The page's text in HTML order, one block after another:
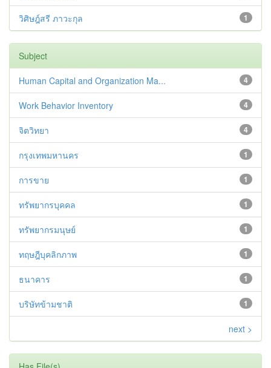
1
วิศิษฎ์สรี ภาวะกุล
Subject
4
Human Capital and Organization Ma...
4
Work Behavior Inventory
4
จิตวิทยา
1
กรุงเทพมหานคร
1
การขาย
1
ทรัพยากรบุคคล
1
ทรัพยากรมนุษย์
1
ทฤษฎีบุคลิกภาพ
1
ธนาคาร
1
บริษัทข้ามชาติ
next >